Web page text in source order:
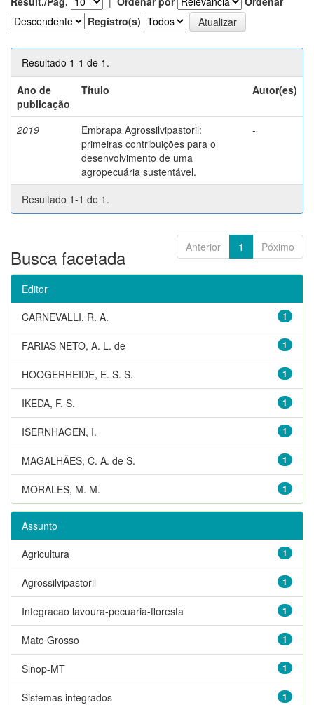
Registro(s)
Resultado 1-1 de 1.
Ano de
publicação
Título Autor(es)
2019
Embrapa Agrossilvipastoril:
primeiras contribuições para o
desenvolvimento de uma
agropecuária sustentável.
-
Resultado 1-1 de 1.
Anterior 1 Póximo
Busca facetada
Editor
1
CARNEVALLI, R. A.
1
FARIAS NETO, A. L. de
1
HOOGERHEIDE, E. S. S.
1
IKEDA, F. S.
1
ISERNHAGEN, I.
1
MAGALHÃES, C. A. de S.
1
MORALES, M. M.
Assunto
1
Agricultura
1
Agrossilvipastoril
1
Integracao lavoura-pecuaria-floresta
1
Mato Grosso
1
Sinop-MT
1
Sistemas integrados